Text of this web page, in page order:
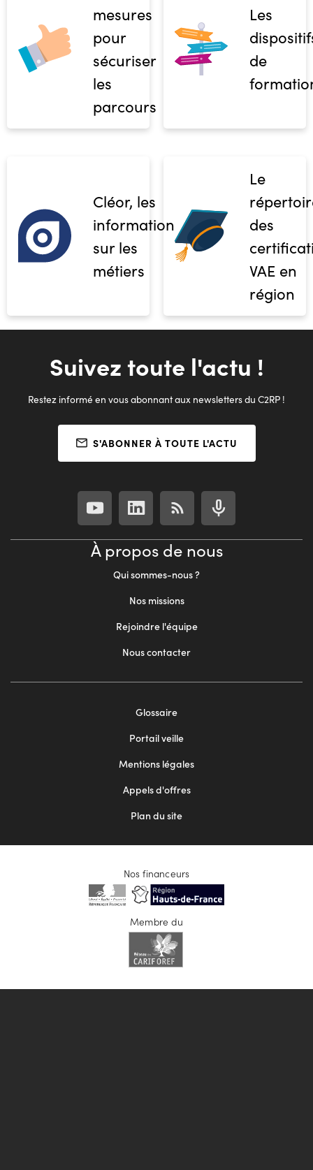
mesures
pour
sécuriser
les
parcours
Les
de
Cléor, les
informations
sur les
métiers
Le
des
VAE en
région
Suivez toute l'actu !
Restez informé en vous abonnant aux newsletters du C2RP !
S'ABONNER À TOUTE L'ACTU
À propos de nous
Qui sommes-nous ?
Nos missions
Rejoindre l'équipe
Nous contacter
Glossaire
Portail veille
Mentions légales
Appels d'offres
Plan du site
Nos financeurs
Membre du